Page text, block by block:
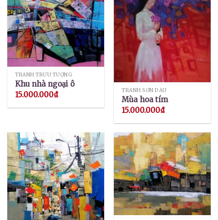
TRANH TRỪU TƯỢNG
Khu nhà ngoại ô
15.000.000₫ TRANH SƠN DẦU
Mùa hoa tím
15.000.000₫